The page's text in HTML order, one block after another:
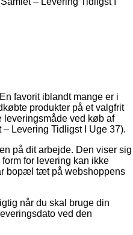
favorit iblandt mange er i
produkter på et valgfrit
leveringsmåde ved køb af
Levering Tidligst I Uge 37).
på dit arbejde. Den viser sig
for levering kan ikke
bopæl tæt på webshoppens
når du skal bruge din
ved den